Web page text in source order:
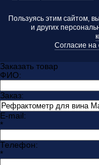
Пользуясь этим сайтом,
и других
Согласие на
Заказать товар
ФИО:
Заказ:
E-mail:
*
Телефон:
*